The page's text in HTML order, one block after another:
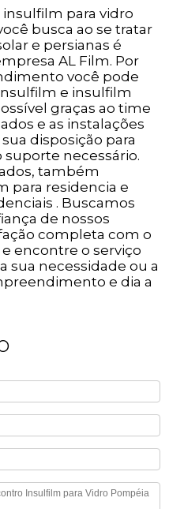
para vidro
busca ao se tratar
e persianas é
AL Film. Por
você pode
e insulfilm
graças ao time
e as instalações
disposição para
suporte necessário.
também
para residencia e
. Buscamos
de nossos
completa com o
encontre o serviço
sua necessidade ou a
e dia a